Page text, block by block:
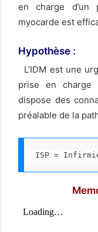
en charge d’un
myocarde est
Hypothèse :
L’IDM est une
prise en charge
dispose des
préalable de la
ISP =